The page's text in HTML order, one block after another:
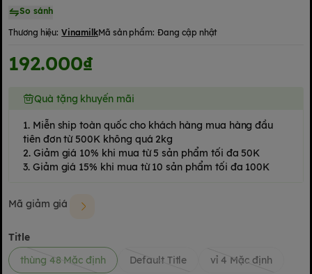
So sánh
Thương hiệu: VinamilkMã sản phẩm: Đang cập nhật
192.000₫
Quà tặng khuyến mãi
1. Miễn ship toàn quốc cho khách hàng mua hàng đầu
tiên đơn từ 500K không quá 2kg
2. Giảm giá 10% khi mua từ 5 sản phẩm tối đa 50K
3. Giảm giá 15% khi mua từ 10 sản phẩm tối đa 100K
Mã giảm giá
Title
thùng 48 Mặc định
Default Title vỉ 4 Mặc định